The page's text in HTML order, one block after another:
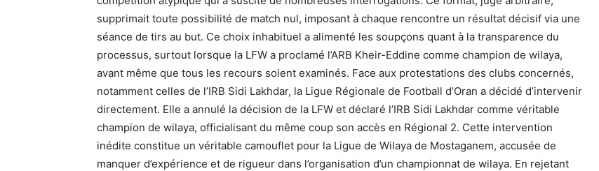
supprimait toute possibilité de match nul, imposant à chaque rencontre un résultat décisif via une
séance de tirs au but. Ce choix inhabituel a alimenté les soupçons quant à la transparence du
processus, surtout lorsque la LFW a proclamé l’ARB Kheir-Eddine comme champion de wilaya,
avant même que tous les recours soient examinés. Face aux protestations des clubs concernés,
notamment celles de l’IRB Sidi Lakhdar, la Ligue Régionale de Football d’Oran a décidé d’intervenir
directement. Elle a annulé la décision de la LFW et déclaré l’IRB Sidi Lakhdar comme véritable
champion de wilaya, officialisant du même coup son accès en Régional 2. Cette intervention
inédite constitue un véritable camouflet pour la Ligue de Wilaya de Mostaganem, accusée de
manquer d’expérience et de rigueur dans l’organisation d’un championnat de wilaya. En rejetant